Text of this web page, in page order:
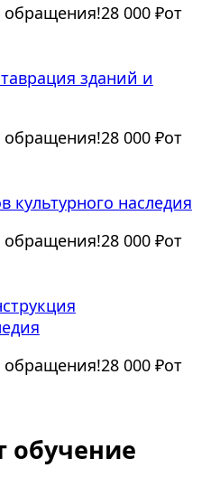
обращения!28 000 ₽от
зданий и
обращения!28 000 ₽от
культурного наследия
обращения!28 000 ₽от
обращения!28 000 ₽от
обучение